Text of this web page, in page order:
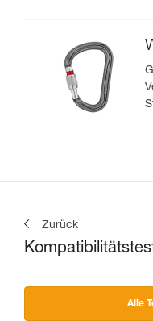
Zurück
Alle